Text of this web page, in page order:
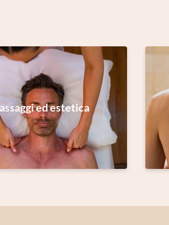
ed estetica